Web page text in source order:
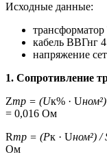
Исходные данные:
кабель ВВГнг
напряжение
1. Сопротивление
Zтр = (Uк% · U
= 0,016 Ом
Rтр = (Pк · Uном²) /
Ом